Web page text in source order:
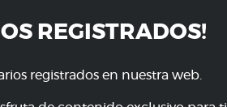
REGISTRADOS!
registrados en nuestra web.